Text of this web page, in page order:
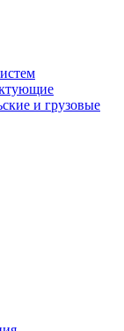
и грузовые